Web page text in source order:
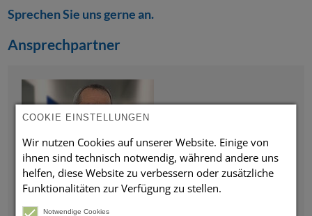
Sprechen Sie uns gerne an.
Ansprechpartner
Holger Schäffer
Projektplanung / Werkstatttechnik
COOKIE EINSTELLUNGEN
Wir nutzen Cookies auf unserer Website. Einige von
ihnen sind technisch notwendig, während andere uns
helfen, diese Website zu verbessern oder zusätzliche
Funktionalitäten zur Verfügung zu stellen.
Notwendige Cookies